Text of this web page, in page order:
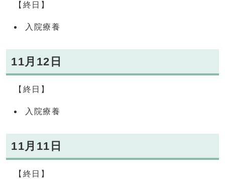
【終日】
入院療養
11月12日
【終日】
入院療養
11月11日
【終日】